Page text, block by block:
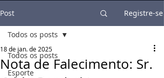
Post Registre-se
Todos os posts
Esporte
Todos os posts
Nota de Falecimento: Sr.
18 de jan. de 2025